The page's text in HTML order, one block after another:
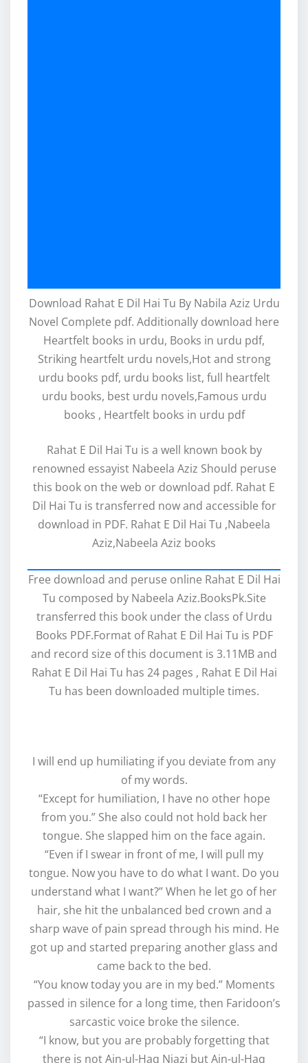
Download Rahat E Dil Hai Tu By Nabila Aziz Urdu
Novel Complete pdf. Additionally download here
Heartfelt books in urdu, Books in urdu pdf,
Striking heartfelt urdu novels,Hot and strong
urdu books pdf, urdu books list, full heartfelt
urdu books, best urdu novels,Famous urdu
books , Heartfelt books in urdu pdf
Rahat E Dil Hai Tu is a well known book by
renowned essayist Nabeela Aziz Should peruse
this book on the web or download pdf. Rahat E
Dil Hai Tu is transferred now and accessible for
download in PDF. Rahat E Dil Hai Tu ,Nabeela
Aziz,Nabeela Aziz books
Free download and peruse online Rahat E Dil Hai
Tu composed by Nabeela Aziz.BooksPk.Site
transferred this book under the class of Urdu
Books PDF.Format of Rahat E Dil Hai Tu is PDF
and record size of this document is 3.11MB and
Rahat E Dil Hai Tu has 24 pages , Rahat E Dil Hai
Tu has been downloaded multiple times.
I will end up humiliating if you deviate from any
of my words.
“Except for humiliation, I have no other hope
from you.” She also could not hold back her
tongue. She slapped him on the face again.
“Even if I swear in front of me, I will pull my
tongue. Now you have to do what I want. Do you
understand what I want?” When he let go of her
hair, she hit the unbalanced bed crown and a
sharp wave of pain spread through his mind. He
got up and started preparing another glass and
came back to the bed.
“You know today you are in my bed.” Moments
passed in silence for a long time, then Faridoon’s
sarcastic voice broke the silence.
“I know, but you are probably forgetting that
there is not Ain-ul-Haq Niazi but Ain-ul-Haq